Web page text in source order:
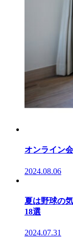
オンライン
2024.08.06
夏は野球の
18選
2024.07.31